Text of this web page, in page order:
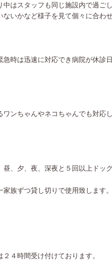
中はスタッフも同じ施設内で過ご
ないかなど様子を見て個々に合わ
急時は迅速に対応でき病院が休診
ンちゃんやネコちゃんでも対応
昼、夕、夜、深夜と５回以上ドッ
家族ずつ貸し切りで使用致します
４時間受け付けております。